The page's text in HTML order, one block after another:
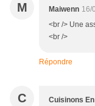
M Maiwenn 16/
<br /> Une
<br />
Répondre
C Cuisinons